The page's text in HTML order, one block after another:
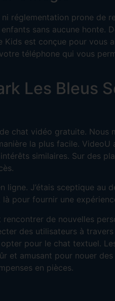
réglementation prone de
sans aucune honte.
est conçue pour vous
téléphone qui vous
Les Bleus
chat vidéo gratuite. Nous
la plus facile.
similaires. Sur des
J’étais sceptique au
pour fournir une
de nouvelles
des utilisateurs à travers
pour le chat textuel.
amusant pour nouer
en pièces.